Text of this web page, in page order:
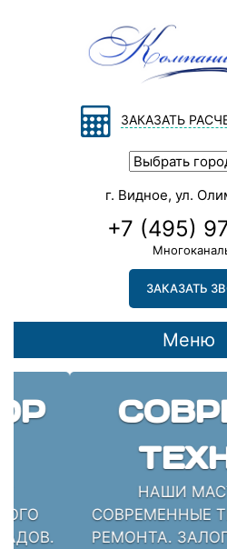
ЗАКАЗАТЬ
г. Видное, ул.
+7 (495)
ЗАКАЗАТЬ
Меню
НАШИ МАСТЕРА
СОВРЕМЕННЫЕ
РЕМОНТА. ЗАЛОГ